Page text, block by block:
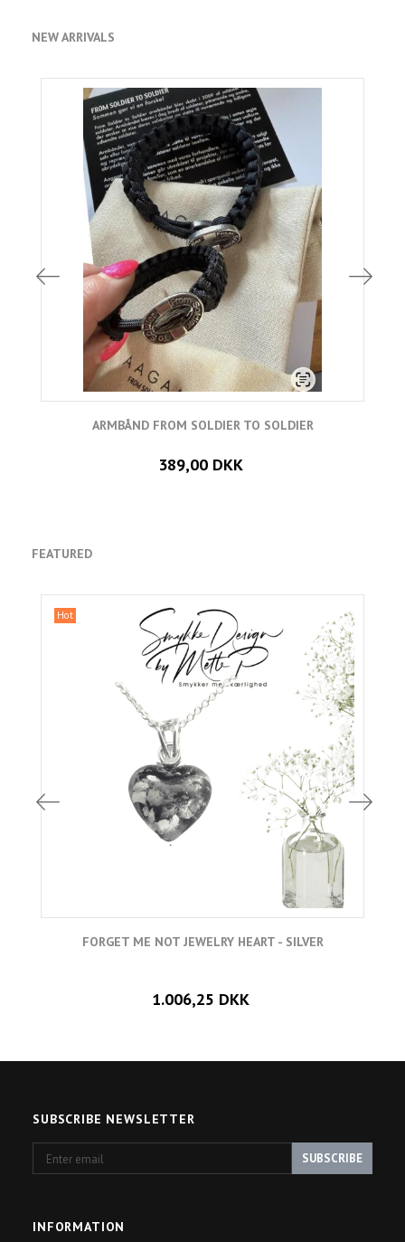
NEW ARRIVALS
ARMBÅND FROM SOLDIER TO SOLDIER
389,00 DKK
FEATURED
Hot
FORGET ME NOT JEWELRY HEART - SILVER
1.006,25 DKK
SUBSCRIBE NEWSLETTER
email
SUBSCRIBE
INFORMATION